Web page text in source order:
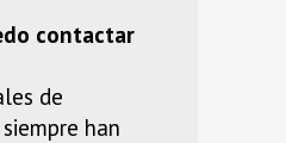
contactar
de
han